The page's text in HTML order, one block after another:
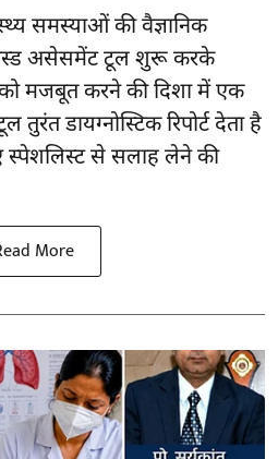
समस्याओं की वैज्ञानिक
असेसमेंट टूल शुरू करके
मजबूत करने की दिशा में एक
डायग्नोस्टिक रिपोर्ट देता है
स्पेशलिस्ट से सलाह लेने की
More